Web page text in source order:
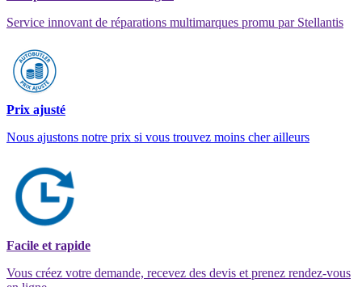
Service innovant de réparations multimarques promu par Stellantis
Prix ajusté
Nous ajustons notre prix si vous trouvez moins cher ailleurs
Facile et rapide
Vous créez votre demande, recevez des devis et prenez rendez-vous